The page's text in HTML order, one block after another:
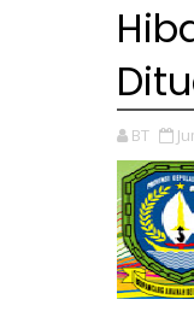
BT